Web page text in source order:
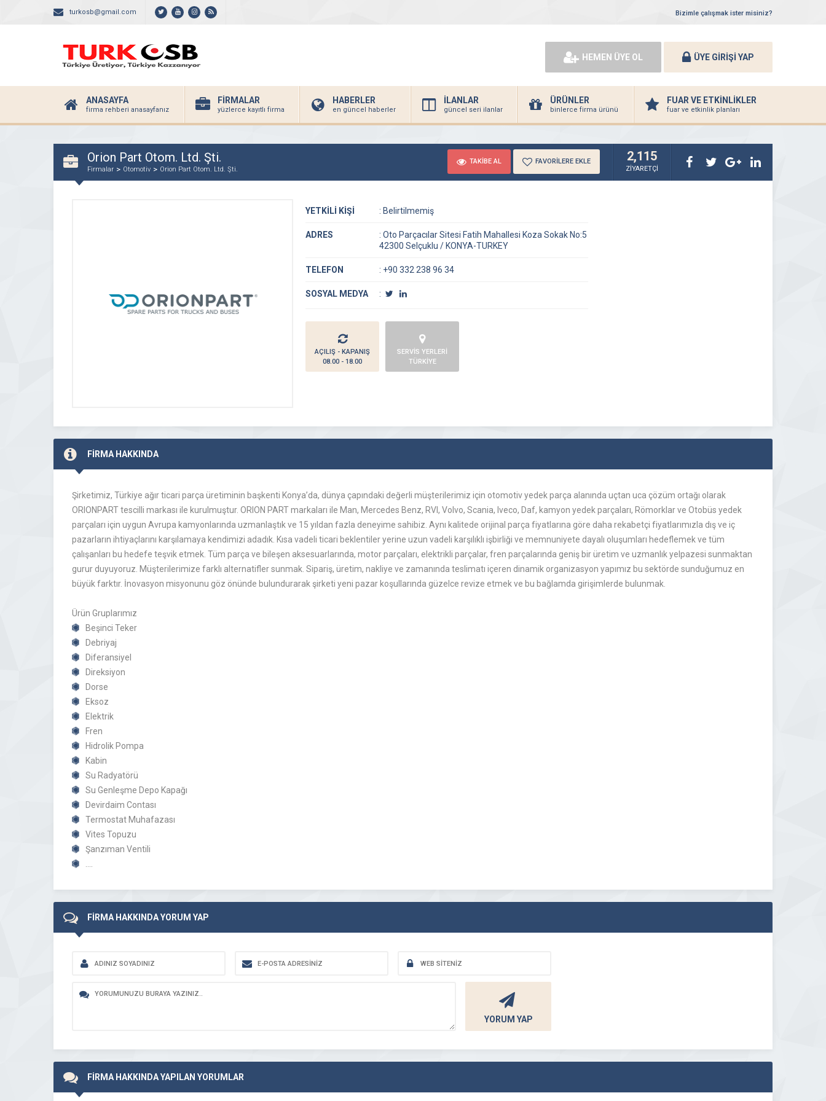
turkosb@gmail.com Bizimle çalışmak ister misiniz?
HEMEN ÜYE OL ÜYE GİRİŞİ YAP
ANASAYFA
firma rehberi anasayfanız
FİRMALAR
yüzlerce kayıtlı firma
HABERLER
en güncel haberler
İLANLAR
güncel seri ilanlar
ÜRÜNLER
binlerce firma ürünü
FUAR VE ETKİNLİKLER
fuar ve etkinlik planları
Orion Part Otom. Ltd. Şti.
Firmalar Otomotiv Orion Part Otom. Ltd. Şti.
TAKİBE AL FAVORİLERE EKLE 2,115
ZİYARETÇİ
YETKİLİ KİŞİ : Belirtilmemiş
ADRES : Oto Parçacılar Sitesi Fatih Mahallesi Koza Sokak No:5
42300 Selçuklu / KONYA-TURKEY
TELEFON : +90 332 238 96 34
SOSYAL MEDYA :
AÇILIŞ - KAPANIŞ
08.00 - 18.00
SERVİS YERLERİ
TÜRKİYE
FİRMA HAKKINDA
Şirketimiz, Türkiye ağır ticari parça üretiminin başkenti Konya’da, dünya çapındaki değerli müşterilerimiz için otomotiv yedek parça alanında uçtan uca çözüm ortağı olarak
ORIONPART tescilli markası ile kurulmuştur. ORION PART markaları ile Man, Mercedes Benz, RVI, Volvo, Scania, Iveco, Daf, kamyon yedek parçaları, Römorklar ve Otobüs yedek
parçaları için uygun Avrupa kamyonlarında uzmanlaştık ve 15 yıldan fazla deneyime sahibiz. Aynı kalitede orijinal parça fiyatlarına göre daha rekabetçi fiyatlarımızla dış ve iç
pazarların ihtiyaçlarını karşılamaya kendimizi adadık. Kısa vadeli ticari beklentiler yerine uzun vadeli karşılıklı işbirliği ve memnuniyete dayalı oluşumları hedeflemek ve tüm
çalışanları bu hedefe teşvik etmek. Tüm parça ve bileşen aksesuarlarında, motor parçaları, elektrikli parçalar, fren parçalarında geniş bir üretim ve uzmanlık yelpazesi sunmaktan
gurur duyuyoruz. Müşterilerimize farklı alternatifler sunmak. Sipariş, üretim, nakliye ve zamanında teslimatı içeren dinamik organizasyon yapımız bu sektörde sunduğumuz en
büyük farktır. İnovasyon misyonunu göz önünde bulundurarak şirketi yeni pazar koşullarında güzelce revize etmek ve bu bağlamda girişimlerde bulunmak.
Ürün Gruplarımız
Beşinci Teker
Debriyaj
Diferansiyel
Direksiyon
Dorse
Eksoz
Elektrik
Fren
Hidrolik Pompa
Kabin
Su Radyatörü
Su Genleşme Depo Kapağı
Devirdaim Contası
Termostat Muhafazası
Vites Topuzu
Şanzıman Ventili
FİRMA HAKKINDA YORUM YAP
YORUM YAP
FİRMA HAKKINDA YAPILAN YORUMLAR